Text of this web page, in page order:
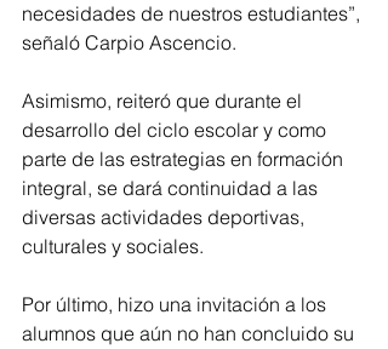
necesidades de nuestros estudiantes”,
señaló Carpio Ascencio.
Asimismo, reiteró que durante el
desarrollo del ciclo escolar y como
parte de las estrategias en formación
integral, se dará continuidad a las
diversas actividades deportivas,
culturales y sociales.
Por último, hizo una invitación a los
alumnos que aún no han concluido su